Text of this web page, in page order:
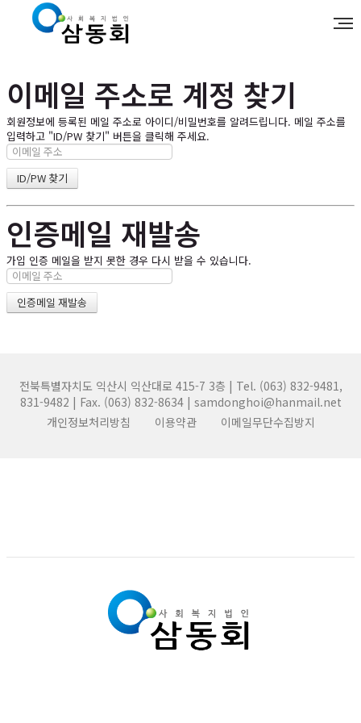
이메일 주소로 계정 찾기
회원정보에 등록된 메일 주소로 아이디/비밀번호를 알려드립니다. 메일 주소를
입력하고 "ID/PW 찾기" 버튼을 클릭해 주세요.
인증메일 재발송
가입 인증 메일을 받지 못한 경우 다시 받을 수 있습니다.
전북특별자치도 익산시 익산대로 415-7 3층 | Tel. (063) 832-9481,
831-9482 | Fax. (063) 832-8634 | samdonghoi@hanmail.net
개인정보처리방침
이용약관 이메일무단수집방지